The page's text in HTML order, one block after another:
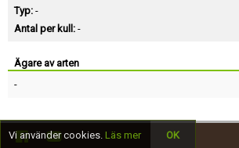
Typ: -
Antal per kull: -
Ägare av arten
-
Vi använder cookies. Läs mer OK